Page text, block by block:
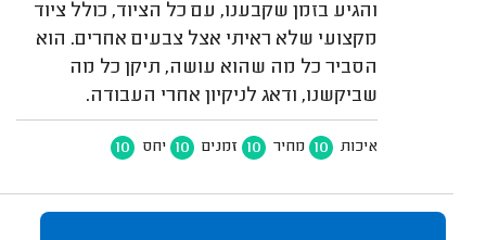
והגיע בזמן שקבענו, עם כל הציוד, כולל ציוד
מקצועי שלא ראיתי אצל צבעים אחרים. הוא
הסביר כל מה שהוא עושה, תיקן כל מה
שביקשנו, ודאג לניקיון אחרי העבודה.
איכות 10 מחיר 10 זמנים 10 יחס 10